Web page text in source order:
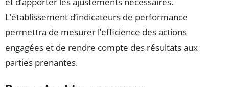
L’établissement d’indicateurs de performance
permettra de mesurer l’efficience des actions
engagées et de rendre compte des résultats aux
parties prenantes.